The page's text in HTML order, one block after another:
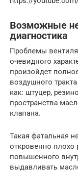
Возможные
диагностика
Проблемы
очевидного
произойдет
воздушного
как: штуцер,
пространства
клапана.
Такая фатальная
откровенно плохо
повышенного
выдавливать